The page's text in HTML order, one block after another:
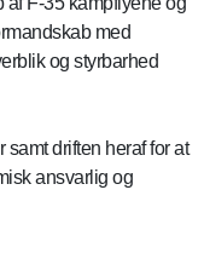
med
og styrbarhed
driften heraf for at
ansvarlig og